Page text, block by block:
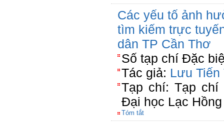
Các yếu tố ảnh
tìm kiếm trực
dân TP Cần Thơ
Số tạp chí Đặc
Tác giả: Lưu Tiến
Tạp chí: Tạp chí
Đại học Lạc Hồng
Tóm tắt